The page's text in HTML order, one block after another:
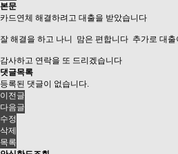
본문
카드연체 해결하려고 대출을 받았습니다
잘 해결을 하고 나니 맘은 편합니다 추가로 대
감사하고 연락을 또 드리겠습니다
댓글목록
등록된 댓글이 없습니다.
이전글
다음글
수정
삭제
목록